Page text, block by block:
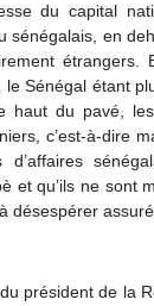
du capital
sénégalais, en
le Sénégal étant
haut du pavé,
c’est-à-dire
d’affaires
et qu’ils ne sont
désespérer
président de la